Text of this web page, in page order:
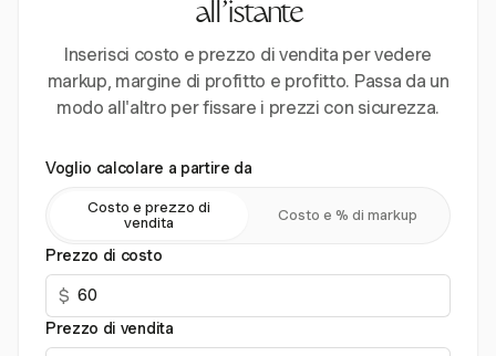
all'istante
Inserisci costo e prezzo di vendita per vedere
markup, margine di profitto e profitto. Passa da un
modo all'altro per fissare i prezzi con sicurezza.
Voglio calcolare a partire da
Costo e prezzo di
vendita
Costo e % di markup
Prezzo di costo
$
Prezzo di vendita